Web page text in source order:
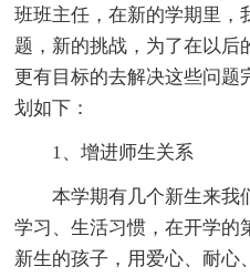
班班主任，在新的学期里，
题，新的挑战，为了在以后
更有目标的去解决这些问题
划如下：
1、增进师生关系
本学期有几个新生来我
学习、生活习惯，在开学的
新生的孩子，用爱心、耐心